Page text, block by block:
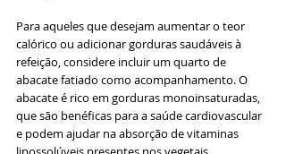
Para aqueles que desejam aumentar o teor
calórico ou adicionar gorduras saudáveis à
refeição, considere incluir um quarto de
abacate fatiado como acompanhamento. O
abacate é rico em gorduras monoinsaturadas,
que são benéficas para a saúde cardiovascular
e podem ajudar na absorção de vitaminas